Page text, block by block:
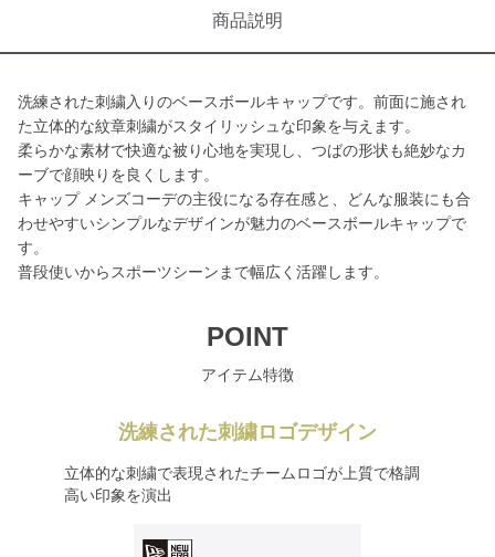
商品説明
洗練された刺繍入りのベースボールキャップです。前面に施され
た立体的な紋章刺繍がスタイリッシュな印象を与えます。
柔らかな素材で快適な被り心地を実現し、つばの形状も絶妙なカ
ーブで顔映りを良くします。
キャップ メンズコーデの主役になる存在感と、どんな服装にも合
わせやすいシンプルなデザインが魅力のベースボールキャップで
す。
普段使いからスポーツシーンまで幅広く活躍します。
POINT
アイテム特徴
洗練された刺繍ロゴデザイン
立体的な刺繍で表現されたチームロゴが上質で格調
高い印象を演出